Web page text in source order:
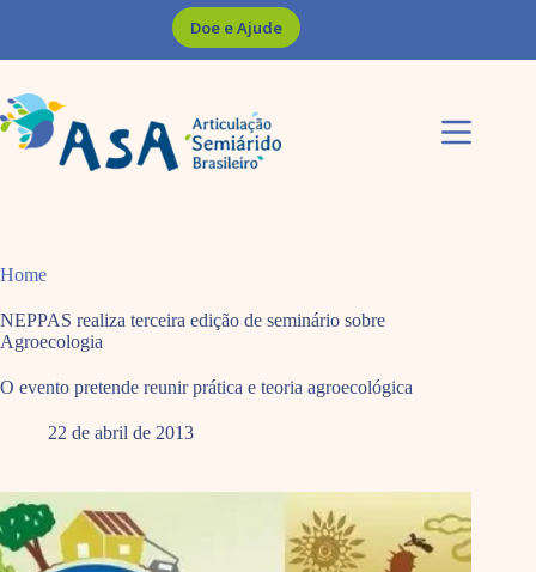
Doe e Ajude
Home
NEPPAS realiza terceira edição de seminário sobre
Agroecologia
O evento pretende reunir prática e teoria agroecológica
22 de abril de 2013